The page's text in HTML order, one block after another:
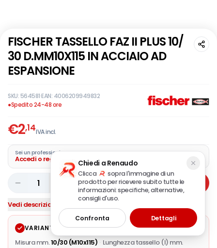
FISCHER TASSELLO FAZ II PLUS 10/
30 D.MM10X115 IN ACCIAIO AD
ESPANSIONE
SKU:564581·EAN: 4006209949832
●Spedito 24-48 ore
€2,14IVA incl.
Sei un professionista?
Accedi o registra la tua azienda
1 Aggiungi
Vedi descrizione completa
VARIANTE SELEZIONATA Modifica
Misura mm.10/30 (M10x115) · Lunghezza tassello (l) mm.
Chiedi a Renaudo
Clicca
sopra l'immagine di un
prodotto per ricevere subito tutte le
informazioni: specifiche, alternative,
consigli d'uso.
Confronta Dettagli